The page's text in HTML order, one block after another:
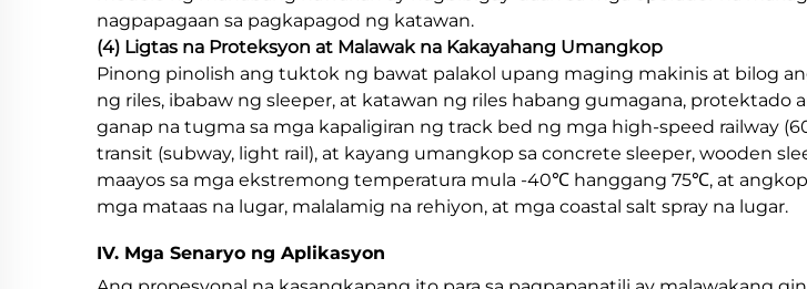
nagpapagaan sa pagkapagod ng katawan.
(4) Ligtas na Proteksyon at Malawak na Kakayahang Umangkop
Pinong pinolish ang tuktok ng bawat palakol upang maging makinis at bilog
ng riles, ibabaw ng sleeper, at katawan ng riles habang gumagana,
ganap na tugma sa mga kapaligiran ng track bed ng mga high-speed railway
transit (subway, light rail), at kayang umangkop sa concrete sleeper, wooden
maayos sa mga ekstremong temperatura mula -40℃ hanggang 75℃, at
mga mataas na lugar, malalamig na rehiyon, at mga coastal salt spray na lugar.
IV. Mga Senaryo ng Aplikasyon